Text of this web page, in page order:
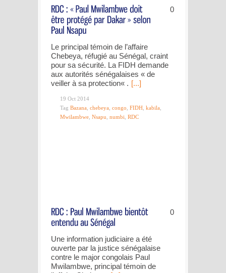
0
Le principal témoin de l’affaire
Chebeya, réfugié au Sénégal, craint
pour sa sécurité. La FIDH demande
aux autorités sénégalaises « de
veiller à sa protection« . [...]
19 Oct 2014
Tag Bazana, chebeya, congo, FIDH, kabila,
Mwilambwe, Nsapu, numbi, RDC
0
Une information judiciaire a été
ouverte par la justice sénégalaise
contre le major congolais Paul
Mwilambwe, principal témoin de